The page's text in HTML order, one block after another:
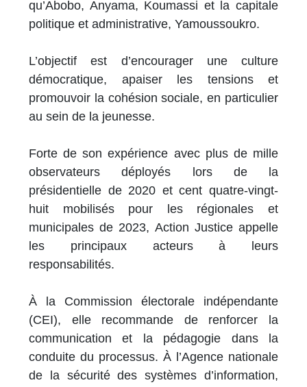
qu’Abobo, Anyama, Koumassi et la capitale
politique et administrative, Yamoussoukro.
L’objectif est d’encourager une culture
démocratique, apaiser les tensions et
promouvoir la cohésion sociale, en particulier
au sein de la jeunesse.
Forte de son expérience avec plus de mille
observateurs déployés lors de la
présidentielle de 2020 et cent quatre-vingt-
huit mobilisés pour les régionales et
municipales de 2023, Action Justice appelle
les principaux acteurs à leurs
responsabilités.
À la Commission électorale indépendante
(CEI), elle recommande de renforcer la
communication et la pédagogie dans la
conduite du processus. À l’Agence nationale
de la sécurité des systèmes d’information,